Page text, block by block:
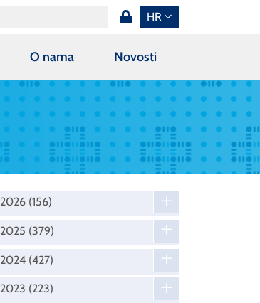
HR
O nama Novosti
2026 (156)
2025 (379)
2024 (427)
2023 (223)